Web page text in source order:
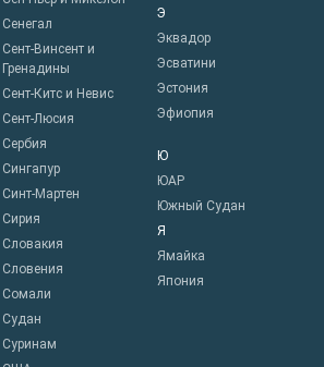
Сенегал
Сент-Винсент и
Гренадины
Сент-Китс и Невис
Сент-Люсия
Сербия
Сингапур
Синт-Мартен
Сирия
Словакия
Словения
Сомали
Судан
Суринам
Э
Эквадор
Эсватини
Эстония
Эфиопия
Ю
ЮАР
Южный Судан
Я
Ямайка
Япония